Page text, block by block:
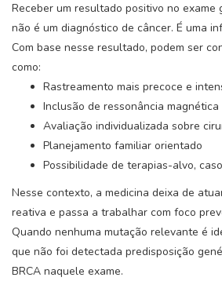
Receber um resultado positivo no exame
não é um diagnóstico de câncer. É uma
Com base nesse resultado, podem ser
como:
Rastreamento mais precoce e
Inclusão de ressonância
Avaliação individualizada sobre
Planejamento familiar orientado
Possibilidade de terapias-alvo,
Nesse contexto, a medicina deixa de
reativa e passa a trabalhar com foco
Quando nenhuma mutação relevante é
que não foi detectada predisposição
BRCA naquele exame.